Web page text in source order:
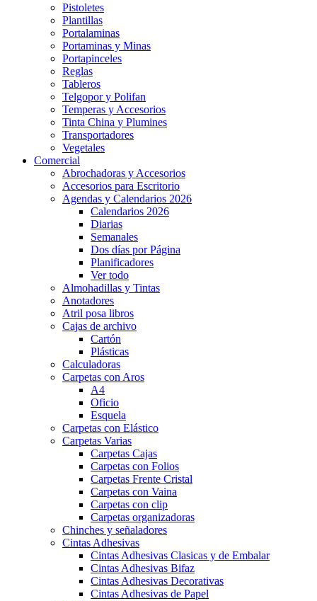
Pistoletes
Plantillas
Portalaminas
Portaminas y Minas
Portapinceles
Reglas
Tableros
Telgopor y Polifan
Temperas y Accesorios
Tinta China y Plumines
Transportadores
Vegetales
Comercial
Abrochadoras y Accesorios
Accesorios para Escritorio
Agendas y Calendarios 2026
Calendarios 2026
Diarias
Semanales
Dos días por Página
Planificadores
Ver todo
Almohadillas y Tintas
Anotadores
Atril posa libros
Cajas de archivo
Cartón
Plásticas
Calculadoras
Carpetas con Aros
A4
Oficio
Esquela
Carpetas con Elástico
Carpetas Varias
Carpetas Cajas
Carpetas con Folios
Carpetas Frente Cristal
Carpetas con Vaina
Carpetas con clip
Carpetas organizadoras
Chinches y señaladores
Cintas Adhesivas
Cintas Adhesivas Clasicas y de Embalar
Cintas Adhesivas Bifaz
Cintas Adhesivas Decorativas
Cintas Adhesivas de Papel